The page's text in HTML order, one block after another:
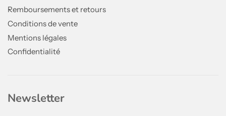
Remboursements et retours
Conditions de vente
Mentions légales
Confidentialité
Newsletter